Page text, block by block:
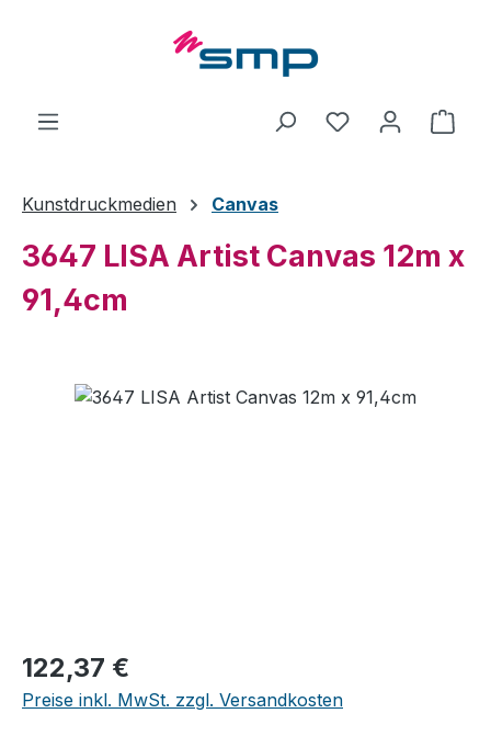
Zum Hauptinhalt springen
Kunstdruckmedien Canvas
3647 LISA Artist Canvas 12m x
91,4cm
Bildergalerie überspringen
Regulärer Preis:
122,37 €
Preise inkl. MwSt. zzgl. Versandkosten